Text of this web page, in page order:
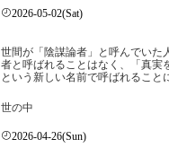
2026-05-02(Sat)
世間が「陰謀論者」と呼んでいた
者と呼ばれることはなく、「真実
という新しい名前で呼ばれること
世の中
2026-04-26(Sun)